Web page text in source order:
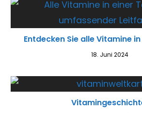
Entdecken Sie alle Vitamine
18. Juni 2024